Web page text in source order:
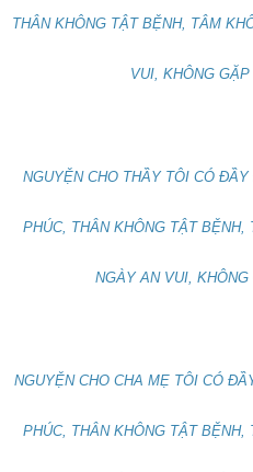
THÂN KHÔNG TẬT BỆNH, TÂM
VUI, KHÔNG
NGUYỆN CHO THẦY TÔI CÓ
PHÚC, THÂN KHÔNG TẬT
NGÀY AN VUI,
NGUYỆN CHO CHA MẸ TÔI CÓ
PHÚC, THÂN KHÔNG TẬT